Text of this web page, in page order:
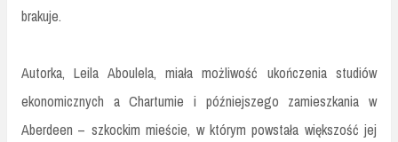
brakuje.
Autorka, Leila Aboulela, miała możliwość ukończenia studiów
ekonomicznych a Chartumie i późniejszego zamieszkania w
Aberdeen – szkockim mieście, w którym powstała większość jej